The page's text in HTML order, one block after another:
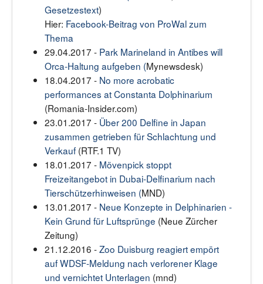
Gesetzestext)
Hier: Facebook-Beitrag von ProWal zum
Thema
29.04.2017 - Park Marineland in Antibes will
Orca-Haltung aufgeben (Mynewsdesk)
18.04.2017 - No more acrobatic
performances at Constanta Dolphinarium
(Romania-Insider.com)
23.01.2017 - Über 200 Delfine in Japan
zusammen getrieben für Schlachtung und
Verkauf (RTF.1 TV)
18.01.2017 - Mövenpick stoppt
Freizeitangebot in Dubai-Delfinarium nach
Tierschützerhinweisen (MND)
13.01.2017 - Neue Konzepte in Delphinarien -
Kein Grund für Luftsprünge (Neue Zürcher
Zeitung)
21.12.2016 -Zoo Duisburg reagiert empört
auf WDSF-Meldung nach verlorener Klage
und vernichtet Unterlagen (mnd)